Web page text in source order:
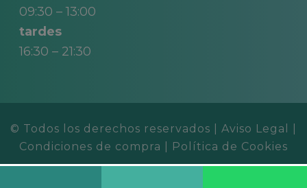
09:30 – 13:00
tardes
16:30 – 21:30
© Todos los derechos reservados | Aviso Legal
Condiciones de compra
Política de Cookies